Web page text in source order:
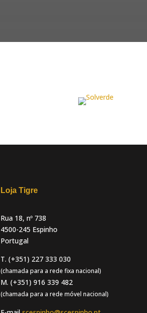
Loja Tigre
Rua 18, nº 738
4500-245 Espinho
Portugal
T. (+351) 227 333 030
(chamada para a rede fixa nacional)
M. (+351) 916 339 482
(chamada para a rede móvel nacional)